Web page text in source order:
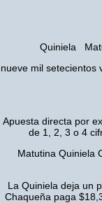
Quiniela
nueve mil setecientos
Apuesta directa por
de 1, 2, 3 o 4
Matutina Quiniela
La Quiniela deja un
Chaqueña paga